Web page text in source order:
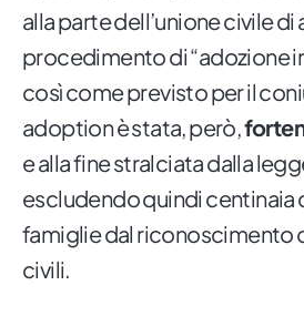
alla parte dell’unione civile di
procedimento di “adozione
così come previsto per il
adoption è stata, però,
e alla fine stralciata dalla
escludendo quindi centinaia
famiglie dal riconoscimento
civili.